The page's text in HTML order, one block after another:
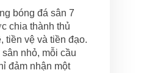
bóng đá sân 7
chia thành thủ
tiền vệ và tiền đạo.
nhỏ, mỗi cầu
đảm nhận một